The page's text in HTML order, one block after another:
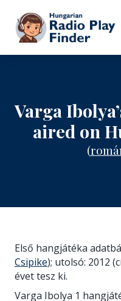
To contents
Varga
aired on
(
Első hangjátéka
Csipike); utolsó: 2012
évet tesz ki.
Varga Ibolya 1